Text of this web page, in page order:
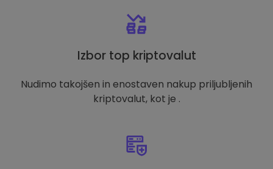
Izbor top kriptovalut
Nudimo takojšen in enostaven nakup priljubljenih
kriptovalut, kot je .